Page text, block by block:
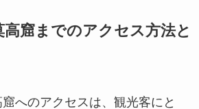
窟までのアクセス方法と
へのアクセスは、観光客にと